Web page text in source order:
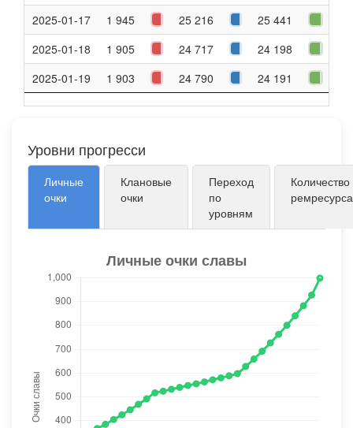
2025-01-17
1 945 25 216 25 441
2025-01-18
1 905 24 717 24 198
2025-01-19
1 903 24 790 24 191
Уровни прогресси
Личные
очки
Клановые
очки
Переход
по
уровням
Количество
ремресурса